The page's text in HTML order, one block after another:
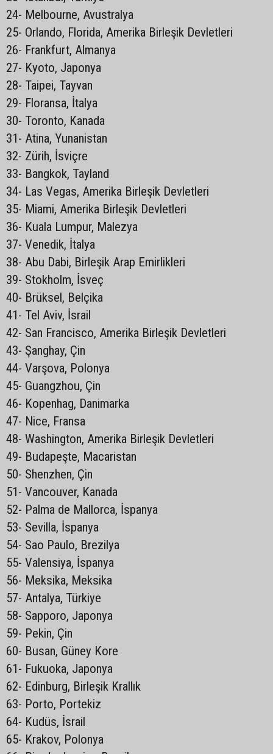
24- Melbourne, Avustralya
25- Orlando, Florida, Amerika Birleşik Devletleri
26- Frankfurt, Almanya
27- Kyoto, Japonya
28- Taipei, Tayvan
29- Floransa, İtalya
30- Toronto, Kanada
31- Atina, Yunanistan
32- Zürih, İsviçre
33- Bangkok, Tayland
34- Las Vegas, Amerika Birleşik Devletleri
35- Miami, Amerika Birleşik Devletleri
36- Kuala Lumpur, Malezya
37- Venedik, İtalya
38- Abu Dabi, Birleşik Arap Emirlikleri
39- Stokholm, İsveç
40- Brüksel, Belçika
41- Tel Aviv, İsrail
42- San Francisco, Amerika Birleşik Devletleri
43- Şanghay, Çin
44- Varşova, Polonya
45- Guangzhou, Çin
46- Kopenhag, Danimarka
47- Nice, Fransa
48- Washington, Amerika Birleşik Devletleri
49- Budapeşte, Macaristan
50- Shenzhen, Çin
51- Vancouver, Kanada
52- Palma de Mallorca, İspanya
53- Sevilla, İspanya
54- Sao Paulo, Brezilya
55- Valensiya, İspanya
56- Meksika, Meksika
57- Antalya, Türkiye
58- Sapporo, Japonya
59- Pekin, Çin
60- Busan, Güney Kore
61- Fukuoka, Japonya
62- Edinburg, Birleşik Krallık
63- Porto, Portekiz
64- Kudüs, İsrail
65- Krakov, Polonya